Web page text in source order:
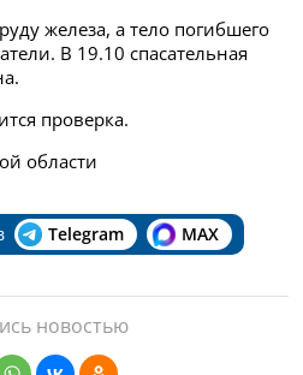
железа, а тело погибшего
В 19.10 спасательная
проверка.
области
Telegram MAX
новостью